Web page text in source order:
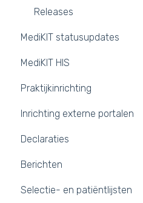
Releases
MediKIT statusupdates
Opgeloste incidenten
Aankondigingen
Nieuwsbrieven
MediKIT HIS
Agendavoering
Dossiervoering
Werklijst
Praktijkinrichting
Praktijkomgeving inrichten
Inloggen en tegel kiezen
2FA inschakelen
Inrichting externe portalen
Portalen
Integraties
Declaraties
Berichten
Selectie- en patiëntlijsten